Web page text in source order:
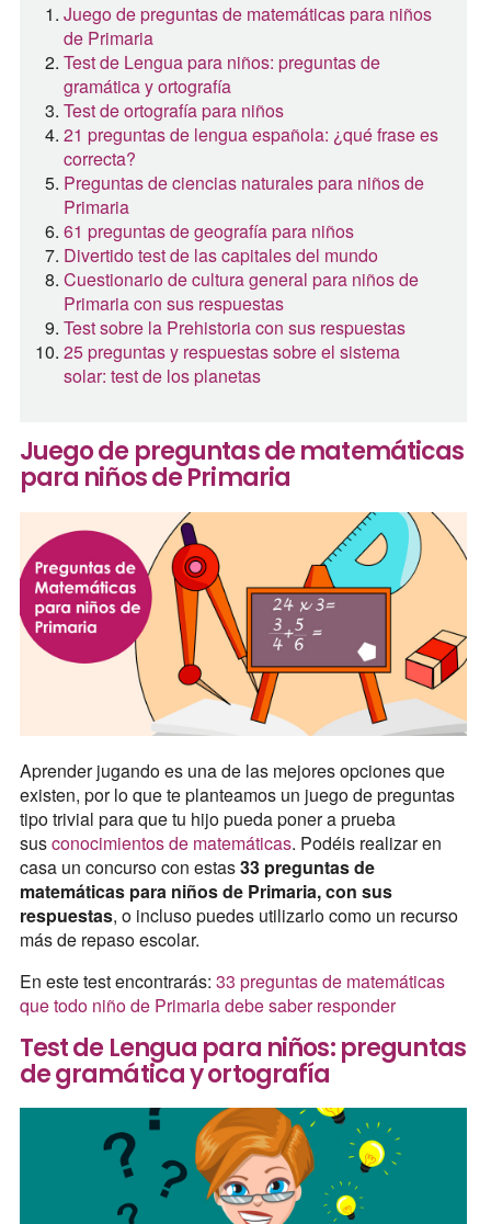
Juego de preguntas de matemáticas para niños
de Primaria
Test de Lengua para niños: preguntas de
gramática y ortografía
Test de ortografía para niños
21 preguntas de lengua española: ¿qué frase es
correcta?
Preguntas de ciencias naturales para niños de
Primaria
61 preguntas de geografía para niños
Divertido test de las capitales del mundo
Cuestionario de cultura general para niños de
Primaria con sus respuestas
Test sobre la Prehistoria con sus respuestas
25 preguntas y respuestas sobre el sistema
solar: test de los planetas
Juego de preguntas de matemáticas
para niños de Primaria
Aprender jugando es una de las mejores opciones que
existen, por lo que te planteamos un juego de preguntas
tipo trivial para que tu hijo pueda poner a prueba
susconocimientos de matemáticas. Podéis realizar en
casa un concurso con estas33 preguntas de
matemáticas para niños de Primaria, con sus
respuestas, o incluso puedes utilizarlo como un recurso
más de repaso escolar.
En este test encontrarás: 33 preguntas de matemáticas
que todo niño de Primaria debe saber responder
Test de Lengua para niños: preguntas
de gramática y ortografía